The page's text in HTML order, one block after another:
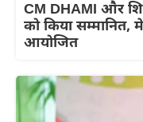
CM DHAMI और
को किया सम्मानित,
आयोजित